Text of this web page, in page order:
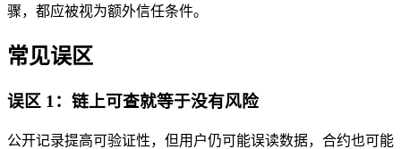
骤，都应被视为额外信任条件。
常见误区
误区 1：链上可查就等于没有风险
公开记录提高可验证性，但用户仍可能误读数据，合约也可能